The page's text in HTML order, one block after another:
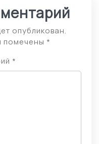
опубликован.
помечены *
*